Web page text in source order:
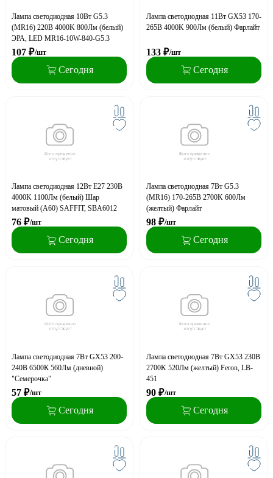
Лампа светодиодная 10Вт G5.3
(MR16) 220В 4000K 800Лм (белый)
ЭРА, LED MR16-10W-840-G5.3
107 ₽/шт
Сегодня
Лампа светодиодная 11Вт GX53 170-
265В 4000K 900Лм (белый) Фарлайт
133 ₽/шт
Сегодня
Лампа светодиодная 12Вт E27 230В
4000K 1100Лм (белый) Шар
матовый (А60) SAFFIT, SBA6012
76 ₽/шт
Сегодня
Лампа светодиодная 7Вт G5.3
(MR16) 170-265В 2700K 600Лм
(желтый) Фарлайт
98 ₽/шт
Сегодня
Лампа светодиодная 7Вт GX53 200-
240В 6500К 560Лм (дневной)
"Семерочка"
57 ₽/шт
Сегодня
Лампа светодиодная 7Вт GX53 230В
2700K 520Лм (желтый) Feron, LB-
451
90 ₽/шт
Сегодня